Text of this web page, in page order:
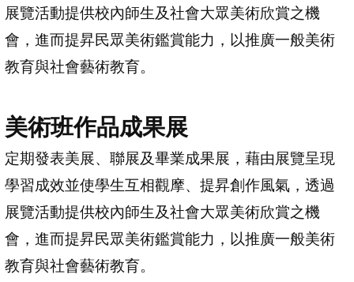
展覽活動提供校內師生及社會大眾美術欣賞之機
會，進而提昇民眾美術鑑賞能力，以推廣一般美術
教育與社會藝術教育。
美術班作品成果展
定期發表美展、聯展及畢業成果展，藉由展覽呈現
學習成效並使學生互相觀摩、提昇創作風氣，透過
展覽活動提供校內師生及社會大眾美術欣賞之機
會，進而提昇民眾美術鑑賞能力，以推廣一般美術
教育與社會藝術教育。